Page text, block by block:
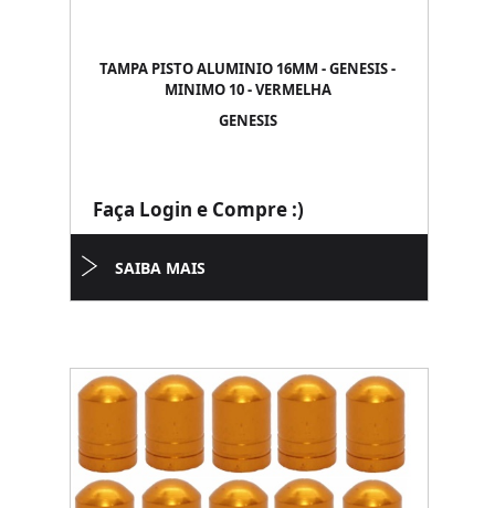
TAMPA PISTO ALUMINIO 16MM - GENESIS -
MINIMO 10 - VERMELHA
GENESIS
Faça Login e Compre :)
SAIBA MAIS